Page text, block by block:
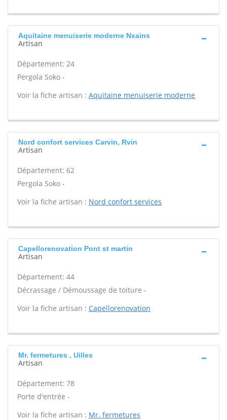
Aquitaine menuiserie moderne Nxains
Artisan
Département: 24
Pergola Soko -
Voir la fiche artisan : Aquitaine menuiserie moderne
Nord confort services Carvin, Rvin
Artisan
Département: 62
Pergola Soko -
Voir la fiche artisan : Nord confort services
Capellorenovation Pont st martin
Artisan
Département: 44
Décrassage / Démoussage de toiture -
Voir la fiche artisan : Capellorenovation
Mr. fermetures , Uilles
Artisan
Département: 78
Porte d'entrée -
Voir la fiche artisan : Mr. fermetures